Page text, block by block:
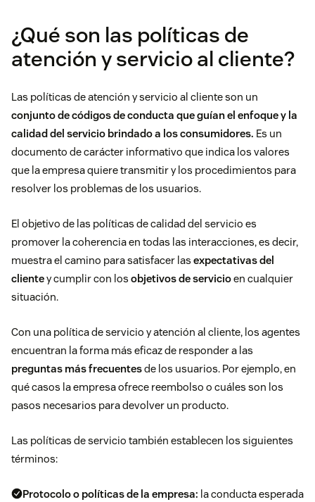
¿Qué son las políticas de
atención y servicio al cliente?
Las políticas de atención y servicio al cliente son un
conjunto de códigos de conducta que guían el enfoque y la
calidad del servicio brindado a los consumidores. Es un
documento de carácter informativo que indica los valores
que la empresa quiere transmitir y los procedimientos para
resolver los problemas de los usuarios.
El objetivo de las políticas de calidad del servicio es
promover la coherencia en todas las interacciones, es decir,
muestra el camino para satisfacer las expectativas del
clientey cumplir con los objetivos de servicioen cualquier
situación.
Con una política de servicio y atención al cliente, los agentes
encuentran la forma más eficaz de responder a las
preguntas más frecuentesde los usuarios. Por ejemplo, en
qué casos la empresa ofrece reembolso o cuáles son los
pasos necesarios para devolver un producto.
Las políticas de servicio también establecen los siguientes
términos:
Protocolo o políticas de la empresa: la conducta esperada